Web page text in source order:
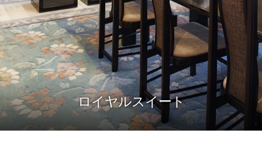
ロイヤルスイート